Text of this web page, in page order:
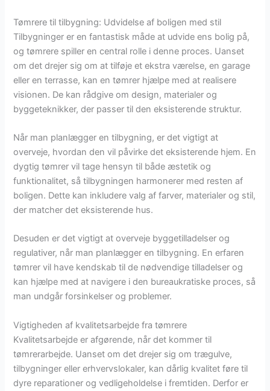
Tømrere til tilbygning: Udvidelse af boligen med stil
Tilbygninger er en fantastisk måde at udvide ens bolig på,
og tømrere spiller en central rolle i denne proces. Uanset
om det drejer sig om at tilføje et ekstra værelse, en garage
eller en terrasse, kan en tømrer hjælpe med at realisere
visionen. De kan rådgive om design, materialer og
byggeteknikker, der passer til den eksisterende struktur.
Når man planlægger en tilbygning, er det vigtigt at
overveje, hvordan den vil påvirke det eksisterende hjem. En
dygtig tømrer vil tage hensyn til både æstetik og
funktionalitet, så tilbygningen harmonerer med resten af
boligen. Dette kan inkludere valg af farver, materialer og stil,
der matcher det eksisterende hus.
Desuden er det vigtigt at overveje byggetilladelser og
regulativer, når man planlægger en tilbygning. En erfaren
tømrer vil have kendskab til de nødvendige tilladelser og
kan hjælpe med at navigere i den bureaukratiske proces, så
man undgår forsinkelser og problemer.
Vigtigheden af kvalitetsarbejde fra tømrere
Kvalitetsarbejde er afgørende, når det kommer til
tømrerarbejde. Uanset om det drejer sig om trægulve,
tilbygninger eller erhvervslokaler, kan dårlig kvalitet føre til
dyre reparationer og vedligeholdelse i fremtiden. Derfor er